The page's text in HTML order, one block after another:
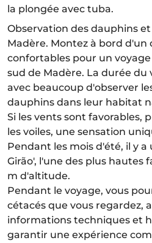
la plongée avec tuba.
Observation des dauphins et
Madère. Montez à bord d'un
confortables pour un
sud de Madère. La durée du
avec beaucoup d'observer
dauphins dans leur habitat
Si les vents sont favorables,
les voiles, une sensation
Pendant les mois d'été, il y a
Girão', l'une des plus hautes
m d'altitude.
Pendant le voyage, vous
cétacés que vous regardez,
informations techniques et
garantir une expérience